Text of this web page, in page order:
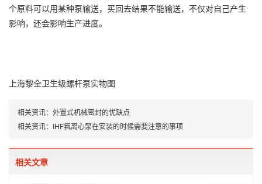
个原料可以用某种泵输送，买回去结果不能输送，不仅对自己产生
影响，还会影响生产进度。
上海黎全卫生级螺杆泵实物图
相关资讯： 外置式机械密封的优缺点
相关资讯： IHF氟离心泵在安装的时候需要注意的事项
相关文章